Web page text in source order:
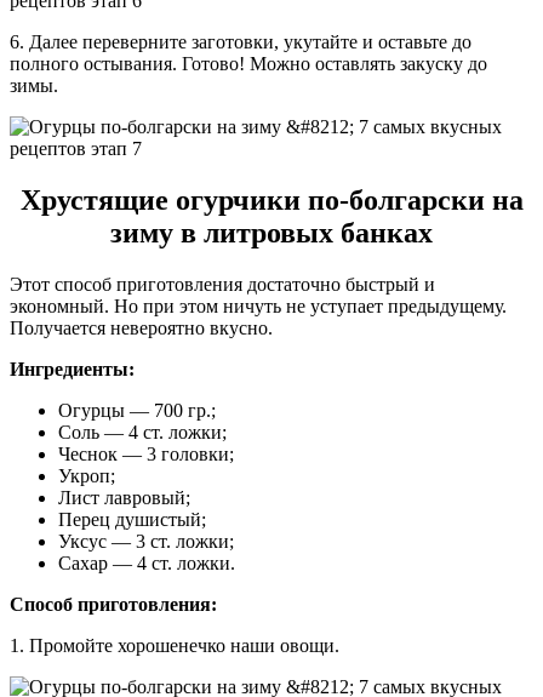
6. Далее переверните заготовки, укутайте и оставьте до
полного остывания. Готово! Можно оставлять закуску до
зимы.
Хрустящие огурчики по-болгарски на
зиму в литровых банках
Этот способ приготовления достаточно быстрый и
экономный. Но при этом ничуть не уступает предыдущему.
Получается невероятно вкусно.
Ингредиенты:
Огурцы — 700 гр.;
Соль — 4 ст. ложки;
Чеснок — 3 головки;
Укроп;
Лист лавровый;
Перец душистый;
Уксус — 3 ст. ложки;
Сахар — 4 ст. ложки.
Способ приготовления:
1. Промойте хорошенечко наши овощи.